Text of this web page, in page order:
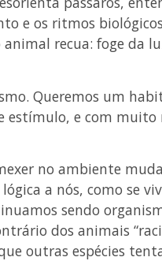
e os ritmos
recua: foge da
Queremos um
estímulo, e com muito
no ambiente
a nós, como se
sendo
dos animais
outras espécies